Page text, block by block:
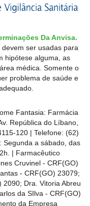
Da Anvisa.
ser usadas para
hipótese alguma, as
médica. Somente o
problema de saúde e
Fantasia: Farmácia
República do Líbano,
120 | Telefone: (62)
Segunda a sábado, das
| Farmacêutico
Cruvinel - CRF(GO)
- CRF(GO) 23079;
2090; Dra. Vitoria Abreu
da SIlva - CRF(GO)
da Empresa